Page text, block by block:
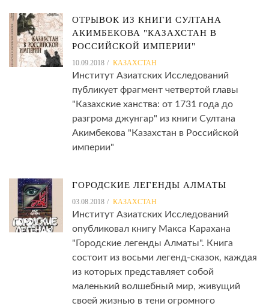
ОТРЫВОК ИЗ КНИГИ СУЛТАНА
АКИМБЕКОВА "КАЗАХСТАН В
РОССИЙСКОЙ ИМПЕРИИ"
10.09.2018 КАЗАХСТАН
Институт Азиатских Исследований
публикует фрагмент четвертой главы
"Казахские ханства: от 1731 года до
разгрома джунгар" из книги Султана
Акимбекова "Казахстан в Российской
империи"
ГОРОДСКИЕ ЛЕГЕНДЫ АЛМАТЫ
03.08.2018 КАЗАХСТАН
Институт Азиатских Исследований
опубликовал книгу Макса Карахана
"Городские легенды Алматы". Книга
состоит из восьми легенд-сказок, каждая
из которых представляет собой
маленький волшебный мир, живущий
своей жизнью в тени огромного